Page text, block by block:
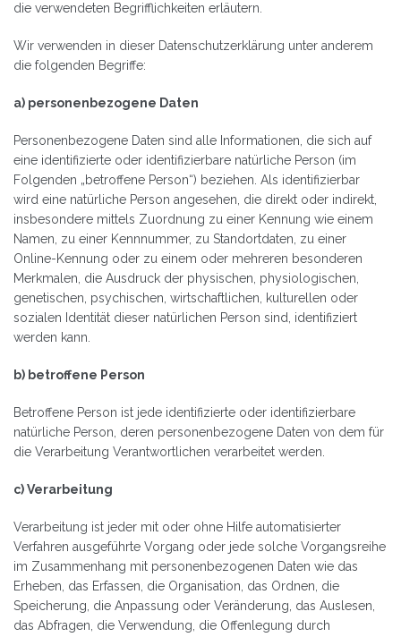
die verwendeten Begrifflichkeiten erläutern.
Wir verwenden in dieser Datenschutzerklärung unter anderem
die folgenden Begriffe:
a) personenbezogene Daten
Personenbezogene Daten sind alle Informationen, die sich auf
eine identifizierte oder identifizierbare natürliche Person (im
Folgenden „betroffene Person“) beziehen. Als identifizierbar
wird eine natürliche Person angesehen, die direkt oder indirekt,
insbesondere mittels Zuordnung zu einer Kennung wie einem
Namen, zu einer Kennnummer, zu Standortdaten, zu einer
Online-Kennung oder zu einem oder mehreren besonderen
Merkmalen, die Ausdruck der physischen, physiologischen,
genetischen, psychischen, wirtschaftlichen, kulturellen oder
sozialen Identität dieser natürlichen Person sind, identifiziert
werden kann.
b) betroffene Person
Betroffene Person ist jede identifizierte oder identifizierbare
natürliche Person, deren personenbezogene Daten von dem für
die Verarbeitung Verantwortlichen verarbeitet werden.
c) Verarbeitung
Verarbeitung ist jeder mit oder ohne Hilfe automatisierter
Verfahren ausgeführte Vorgang oder jede solche Vorgangsreihe
im Zusammenhang mit personenbezogenen Daten wie das
Erheben, das Erfassen, die Organisation, das Ordnen, die
Speicherung, die Anpassung oder Veränderung, das Auslesen,
das Abfragen, die Verwendung, die Offenlegung durch